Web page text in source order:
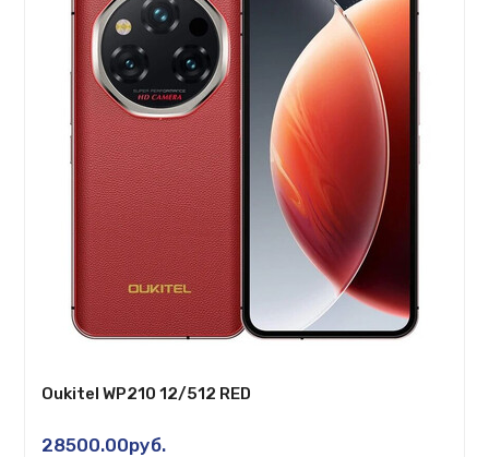
Oukitel WP210 12/512 RED
28500.00руб.